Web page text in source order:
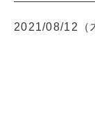
2021/08/12（